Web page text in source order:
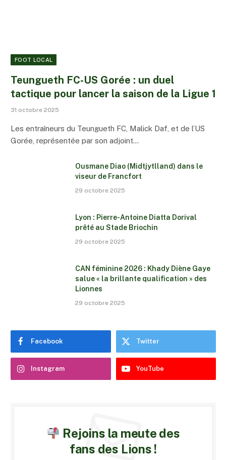
FOOT LOCAL
Teungueth FC-US Gorée : un duel
tactique pour lancer la saison de la Ligue 1
31 octobre 2025
Les entraîneurs du Teungueth FC, Malick Daf, et de l’US
Gorée, représentée par son adjoint…
Ousmane Diao (Midtjytlland) dans le
viseur de Francfort
29 octobre 2025
Lyon : Pierre-Antoine Diatta Dorival
prêté au Stade Briochin
29 octobre 2025
CAN féminine 2026 : Khady Diène Gaye
salue « la brillante qualification » des
Lionnes
29 octobre 2025
Facebook Twitter
Instagram YouTube
Rejoins la meute des
fans des Lions !